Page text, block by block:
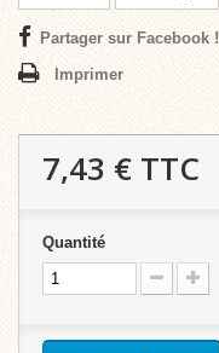
Partager sur Facebook !
Imprimer
7,43 € TTC
Quantité